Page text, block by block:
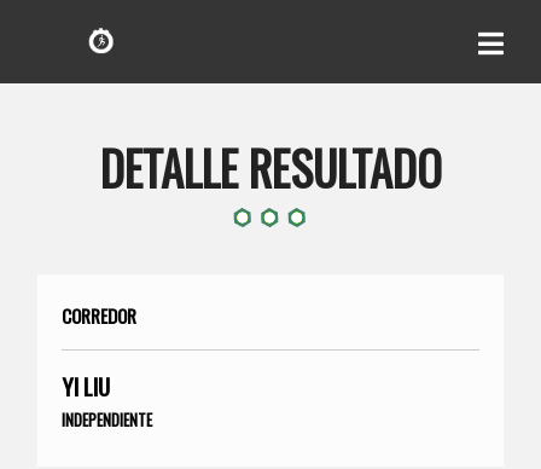
DETALLE RESULTADO
CORREDOR
YI LIU
INDEPENDIENTE